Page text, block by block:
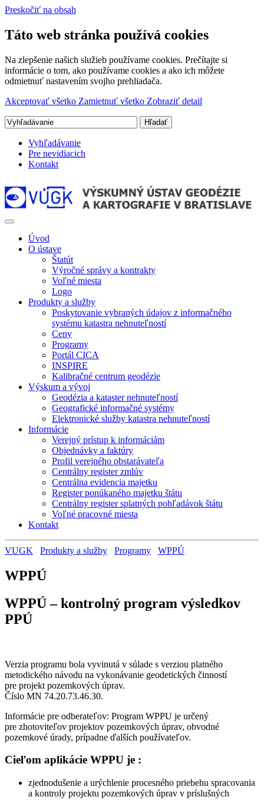
Preskočiť na obsah
Táto web stránka používá cookies
Na zlepšenie našich služieb používame cookies. Prečítajte si
informácie o tom, ako používame cookies a ako ich môžete
odmietnuť nastavením svojho prehliadača.
Akceptovať všetko Zamietnuť všetko Zobraziť detail
Vyhľadávanie
Pre nevidiacich
Kontakt
Úvod
O ústave
Štatút
Výročné správy a kontrakty
Voľné miesta
Logo
Produkty a služby
Poskytovanie vybraných údajov z informačného
systému katastra nehnuteľností
Ceny
Programy
Portál CICA
INSPIRE
Kalibračné centrum geodézie
Výskum a vývoj
Geodézia a kataster nehnuteľností
Geografické informačné systémy
Elektronické služby katastra nehnuteľností
Informácie
Verejný prístup k informáciám
Objednávky a faktúry
Profil verejného obstarávateľa
Centrálny register zmlúv
Centrálna evidencia majetku
Register ponúkaného majetku štátu
Centrálny register splatných pohľadávok štátu
Voľné pracovné miesta
Kontakt
VUGK Produkty a služby Programy WPPÚ
WPPÚ
WPPÚ – kontrolný program výsledkov
PPÚ
Verzia programu bola vyvinutá v súlade s verziou platného
metodického návodu na vykonávanie geodetických činností
pre projekt pozemkových úprav.
Číslo MN 74.20.73.46.30.
Informácie pre odberateľov: Program WPPU je určený
pre zhotoviteľov projektov pozemkových úprav, obvodné
pozemkové úrady, prípadne ďalších používateľov.
Cieľom aplikácie WPPU je :
zjednodušenie a urýchlenie procesného priebehu spracovania
a kontroly projektu pozemkových úprav v príslušných